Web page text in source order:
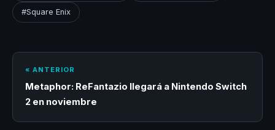
#Square Enix
« ANTERIOR
Metaphor: ReFantazio llegará a Nintendo Switch
2 en noviembre